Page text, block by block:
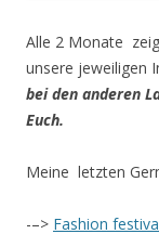
Alle 2 Monate
unsere jeweiligen
bei den anderen
Euch.
Meine letzten
-–> Fashion